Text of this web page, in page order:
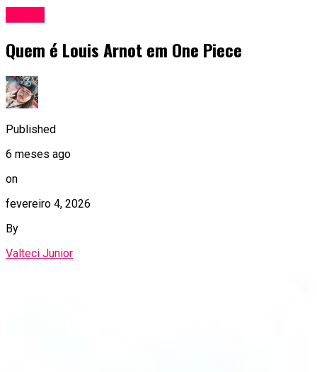
Quem é Louis Arnot em One Piece
Published
6 meses ago
on
fevereiro 4, 2026
By
Valteci Junior